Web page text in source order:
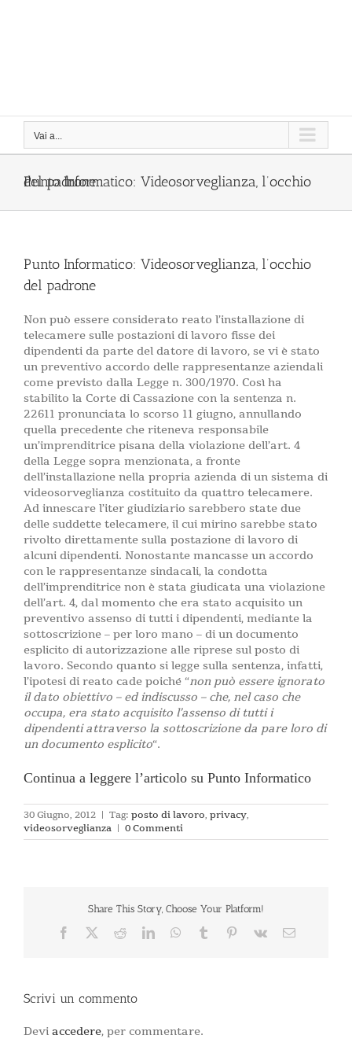
Vai a...
Punto Informatico: Videosorveglianza, l’occhio del padrone
Punto Informatico: Videosorveglianza, l’occhio
del padrone
Non può essere considerato reato l’installazione di
telecamere sulle postazioni di lavoro fisse dei
dipendenti da parte del datore di lavoro, se vi è stato
un preventivo accordo delle rappresentanze aziendali
come previsto dalla Legge n. 300/1970. Così ha
stabilito la Corte di Cassazione con la sentenza n.
22611 pronunciata lo scorso 11 giugno, annullando
quella precedente che riteneva responsabile
un’imprenditrice pisana della violazione dell’art. 4
della Legge sopra menzionata, a fronte
dell’installazione nella propria azienda di un sistema di
videosorveglianza costituito da quattro telecamere.
Ad innescare l’iter giudiziario sarebbero state due
delle suddette telecamere, il cui mirino sarebbe stato
rivolto direttamente sulla postazione di lavoro di
alcuni dipendenti. Nonostante mancasse un accordo
con le rappresentanze sindacali, la condotta
dell’imprenditrice non è stata giudicata una violazione
dell’art. 4, dal momento che era stato acquisito un
preventivo assenso di tutti i dipendenti, mediante la
sottoscrizione – per loro mano – di un documento
esplicito di autorizzazione alle riprese sul posto di
lavoro. Secondo quanto si legge sulla sentenza, infatti,
l’ipotesi di reato cade poiché “non può essere ignorato
il dato obiettivo – ed indiscusso – che, nel caso che
occupa, era stato acquisito l’assenso di tutti i
dipendenti attraverso la sottoscrizione da pare loro di
un documento esplicito“.
Continua a leggere l’articolo su Punto Informatico
30 Giugno, 2012 | Tag: posto di lavoro, privacy,
videosorveglianza | 0 Commenti
Share This Story, Choose Your Platform!
Facebook RedditLinkedInWhatsApp
Tumblr Pinterest
Vk Email
Scrivi un commento
Devi accedere, per commentare.